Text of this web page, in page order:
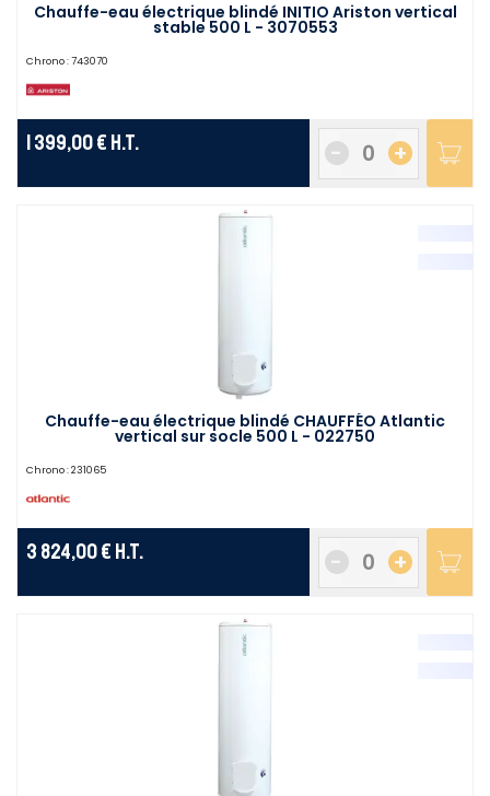
Chauffe-eau électrique blindé INITIO Ariston vertical
stable 500 L - 3070553
Chrono : 743070
1 399,00 € H.T. +
-
Chauffe-eau électrique blindé CHAUFFÉO Atlantic
vertical sur socle 500 L - 022750
Chrono : 231065
3 824,00 € H.T. +
-